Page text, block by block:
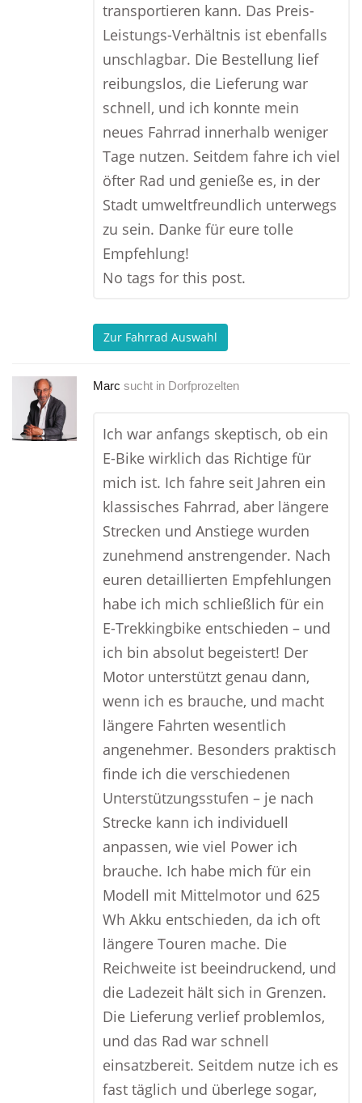
transportieren kann. Das Preis-
Leistungs-Verhältnis ist ebenfalls
unschlagbar. Die Bestellung lief
reibungslos, die Lieferung war
schnell, und ich konnte mein
neues Fahrrad innerhalb weniger
Tage nutzen. Seitdem fahre ich viel
öfter Rad und genieße es, in der
Stadt umweltfreundlich unterwegs
zu sein. Danke für eure tolle
Empfehlung!
No tags for this post.
Zur Fahrrad Auswahl
Marc sucht in Dorfprozelten
Ich war anfangs skeptisch, ob ein
E-Bike wirklich das Richtige für
mich ist. Ich fahre seit Jahren ein
klassisches Fahrrad, aber längere
Strecken und Anstiege wurden
zunehmend anstrengender. Nach
euren detaillierten Empfehlungen
habe ich mich schließlich für ein
E-Trekkingbike entschieden – und
ich bin absolut begeistert! Der
Motor unterstützt genau dann,
wenn ich es brauche, und macht
längere Fahrten wesentlich
angenehmer. Besonders praktisch
finde ich die verschiedenen
Unterstützungsstufen – je nach
Strecke kann ich individuell
anpassen, wie viel Power ich
brauche. Ich habe mich für ein
Modell mit Mittelmotor und 625
Wh Akku entschieden, da ich oft
längere Touren mache. Die
Reichweite ist beeindruckend, und
die Ladezeit hält sich in Grenzen.
Die Lieferung verlief problemlos,
und das Rad war schnell
einsatzbereit. Seitdem nutze ich es
fast täglich und überlege sogar,